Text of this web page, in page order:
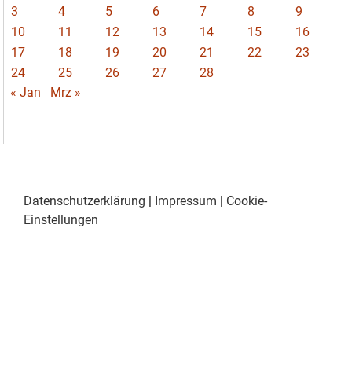
3
4 5 6 7 8
9
10
11 12 13 14 15
16
17
18 19 20 21 22
23
24
25 26 27
28
« Jan
Mrz »
Datenschutzerklärung | Impressum | Cookie-
Einstellungen